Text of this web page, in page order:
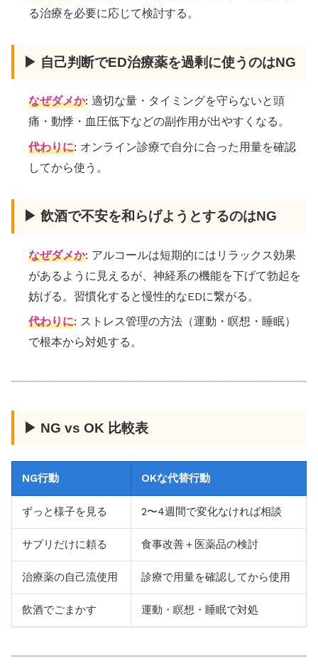
る治療を必要に応じて検討する。
▶ 自己判断でED治療薬を過剰に使うのはNG
なぜダメか: 適切な量・タイミングを守らないと頭
痛・動悸・血圧低下などの副作用が出やすくなる。
代わりに: オンライン診療で自分に合った用量を確認
してから使う。
▶ 飲酒で不安を和らげようとするのはNG
なぜダメか: アルコールは短期的にはリラックス効果
があるように見えるが、神経系の機能を下げて勃起を
妨げる。習慣化すると慢性的なEDに繋がる。
代わりに: ストレス管理の方法（運動・瞑想・睡眠）
で根本から対処する。
▶ NG vs OK 比較表
NG行動 OKな代替行動
ずっと様子を見る 2〜4週間で変化なければ相談
サプリだけに頼る 食事改善＋医薬品の検討
治療薬の自己流使用 診療で用量を確認してから使用
飲酒でごまかす 運動・瞑想・睡眠で対処